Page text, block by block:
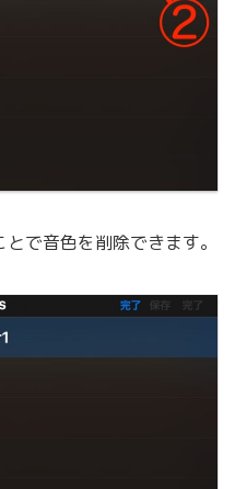
で音色を削除できます。